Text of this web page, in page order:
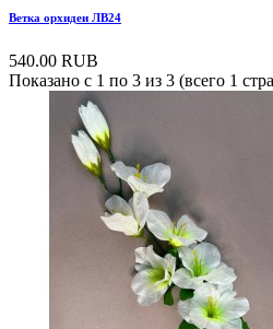
Ветка орхидеи ЛВ24
540.00 RUB
Показано с 1 по 3 из 3 (всего 1